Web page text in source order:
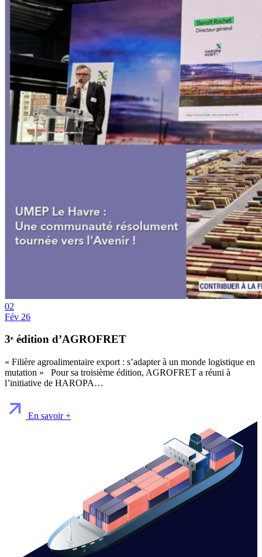
02
Fév 26
3ᵉ édition d’AGROFRET
« Filière agroalimentaire export : s’adapter à un monde logistique en
mutation » Pour sa troisième édition, AGROFRET a réuni à
l’initiative de HAROPA…
En savoir +